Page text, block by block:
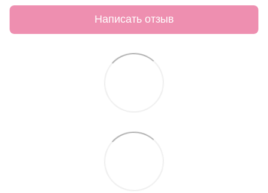
Написать отзыв